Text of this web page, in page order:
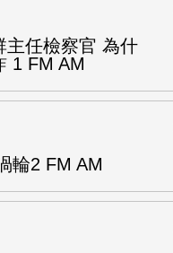
主任檢察官 為什
1 FM AM
輪2 FM AM